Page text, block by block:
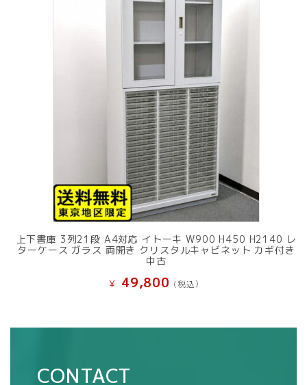
上下書庫 3列21段 A4対応 イトーキ W900 H450 H2140 レ
ターケース ガラス 両開き クリスタルキャビネット カギ付き
中古
¥ 49,800 (税込）
CONTACT